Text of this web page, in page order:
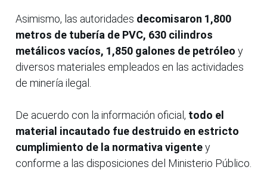
Asimismo, las autoridades decomisaron 1,800
metros de tubería de PVC, 630 cilindros
metálicos vacíos, 1,850 galones de petróleo y
diversos materiales empleados en las actividades
de minería ilegal.
De acuerdo con la información oficial, todo el
material incautado fue destruido en estricto
cumplimiento de la normativa vigentey
conforme a las disposiciones del Ministerio Público.